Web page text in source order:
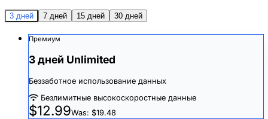
3 дней 7 дней 15 дней 30 дней
Премиум
3 дней Unlimited
Беззаботное использование данных
Безлимитные высокоскоростные данные
$12.99Was: $19.48